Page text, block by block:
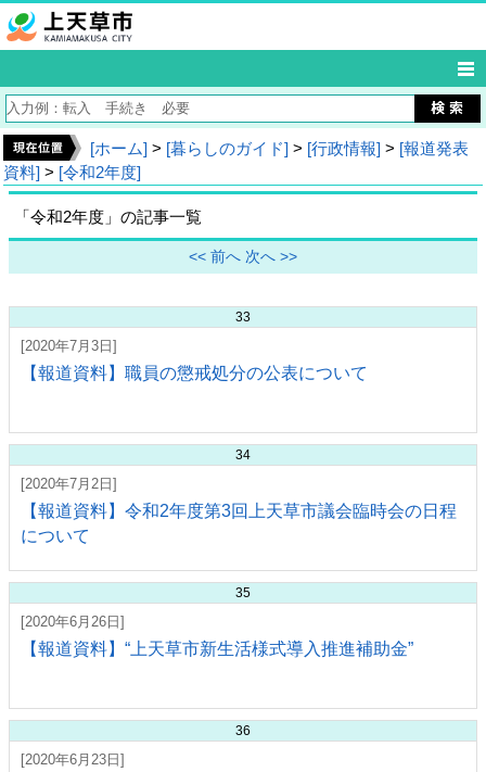
[ホーム] > [暮らしのガイド] > [行政情報] > [報道発表
資料] > [令和2年度]
「令和2年度」の記事一覧
<< 前へ 次へ >>
33
[2020年7月3日]
【報道資料】職員の懲戒処分の公表について
34
[2020年7月2日]
【報道資料】令和2年度第3回上天草市議会臨時会の日程
について
35
[2020年6月26日]
【報道資料】“上天草市新生活様式導入推進補助金”
36
[2020年6月23日]